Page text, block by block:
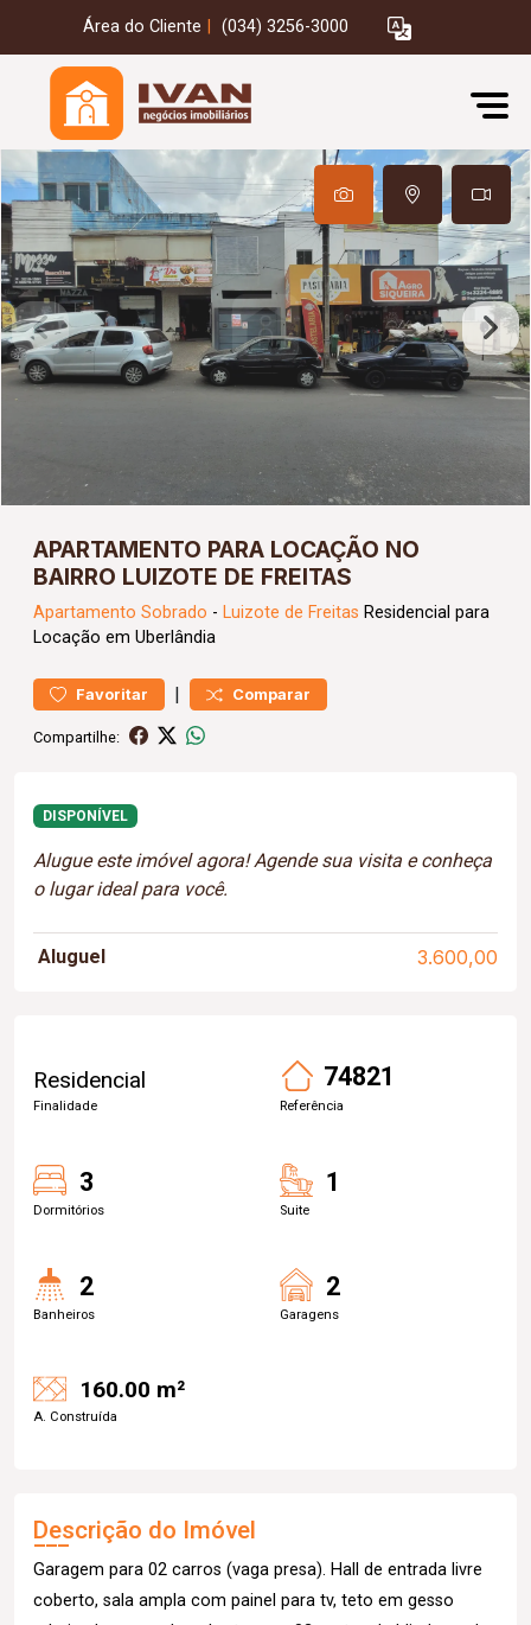
Área do Cliente (034) 3256-3000
APARTAMENTO PARA LOCAÇÃO NO
BAIRRO LUIZOTE DE FREITAS
Apartamento Sobrado - Luizote de Freitas Residencial para
Locação em Uberlândia
Favoritar | Comparar
Compartilhe:
DISPONÍVEL
Alugue este imóvel agora! Agende sua visita e conheça
o lugar ideal para você.
Aluguel 3.600,00
Residencial
Finalidade
74821
Referência
3
Dormitórios
1
Suite
2
Banheiros
2
Garagens
160.00 m²
A. Construída
Descrição do Imóvel
Garagem para 02 carros (vaga presa). Hall de entrada livre
coberto, sala ampla com painel para tv, teto em gesso